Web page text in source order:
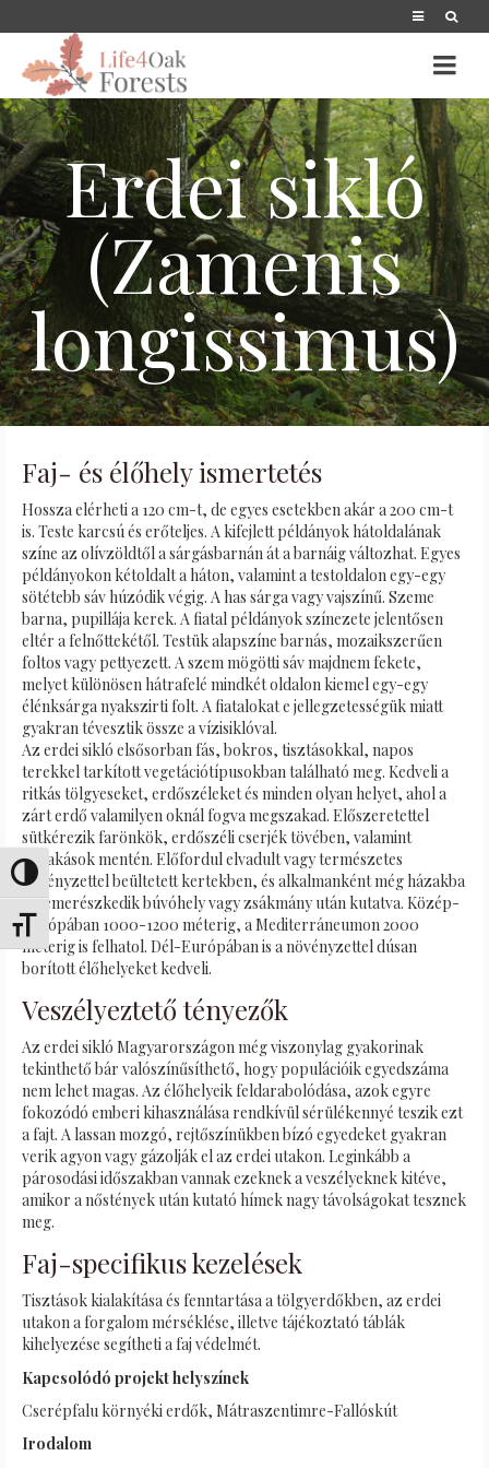
Переключить на высокую контрастность
Переключить на увеличенный шрифт
Erdei sikló
(Zamenis
longissimus)
Faj- és élőhely ismertetés
Hossza elérheti a 120 cm-t, de egyes esetekben akár a 200 cm-t
is. Teste karcsú és erőteljes. A kifejlett példányok hátoldalának
színe az olívzöldtől a sárgásbarnán át a barnáig változhat. Egyes
példányokon kétoldalt a háton, valamint a testoldalon egy-egy
sötétebb sáv húzódik végig. A has sárga vagy vajszínű. Szeme
barna, pupillája kerek. A fiatal példányok színezete jelentősen
eltér a felnőttekétől. Testük alapszíne barnás, mozaikszerűen
foltos vagy pettyezett. A szem mögötti sáv majdnem fekete,
melyet különösen hátrafelé mindkét oldalon kiemel egy-egy
élénksárga nyakszirti folt. A fiatalokat e jellegzetességük miatt
gyakran tévesztik össze a vízisiklóval.
Az erdei sikló elsősorban fás, bokros, tisztásokkal, napos
terekkel tarkított vegetációtípusokban található meg. Kedveli a
ritkás tölgyeseket, erdőszéleket és minden olyan helyet, ahol a
zárt erdő valamilyen oknál fogva megszakad. Előszeretettel
sütkérezik farönkök, erdőszéli cserjék tövében, valamint
kőrakások mentén. Előfordul elvadult vagy természetes
növényzettel beültetett kertekben, és alkalmanként még házakba
is bemerészkedik búvóhely vagy zsákmány után kutatva. Közép-
Európában 1000-1200 méterig, a Mediterráneumon 2000
méterig is felhatol. Dél-Európában is a növényzettel dúsan
borított élőhelyeket kedveli.
Veszélyeztető tényezők
Az erdei sikló Magyarországon még viszonylag gyakorinak
tekinthető bár valószínűsíthető, hogy populációik egyedszáma
nem lehet magas. Az élőhelyeik feldarabolódása, azok egyre
fokozódó emberi kihasználása rendkívül sérülékennyé teszik ezt
a fajt. A lassan mozgó, rejtőszínükben bízó egyedeket gyakran
verik agyon vagy gázolják el az erdei utakon. Leginkább a
párosodási időszakban vannak ezeknek a veszélyeknek kitéve,
amikor a nőstények után kutató hímek nagy távolságokat tesznek
meg.
Faj-specifikus kezelések
Tisztások kialakítása és fenntartása a tölgyerdőkben, az erdei
utakon a forgalom mérséklése, illetve tájékoztató táblák
kihelyezése segítheti a faj védelmét.
Kapcsolódó projekt helyszínek
Cserépfalu környéki erdők, Mátraszentimre-Fallóskút
Irodalom